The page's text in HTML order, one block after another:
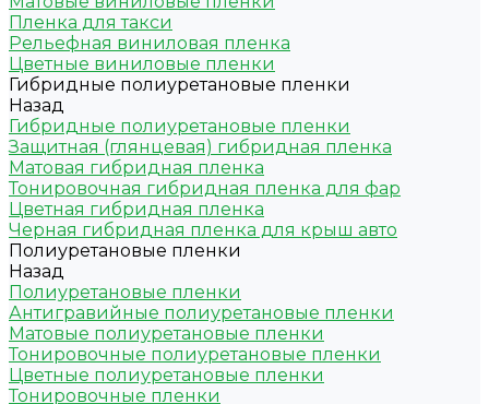
Пленка для такси
Рельефная виниловая пленка
Цветные виниловые пленки
Гибридные полиуретановые пленки
Назад
Гибридные полиуретановые пленки
Защитная (глянцевая) гибридная пленка
Матовая гибридная пленка
Тонировочная гибридная пленка для фар
Цветная гибридная пленка
Черная гибридная пленка для крыш авто
Полиуретановые пленки
Назад
Полиуретановые пленки
Антигравийные полиуретановые пленки
Матовые полиуретановые пленки
Тонировочные полиуретановые пленки
Цветные полиуретановые пленки
Тонировочные пленки